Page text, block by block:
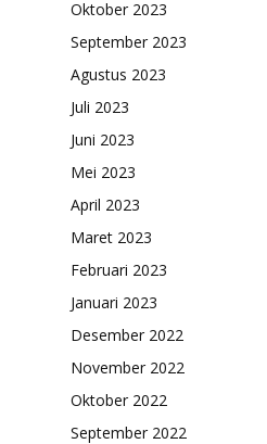
Oktober 2023
September 2023
Agustus 2023
Juli 2023
Juni 2023
Mei 2023
April 2023
Maret 2023
Februari 2023
Januari 2023
Desember 2022
November 2022
Oktober 2022
September 2022